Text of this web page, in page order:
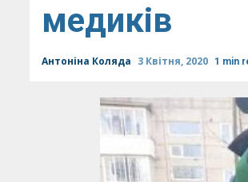
медиків
Антоніна Коляда 3 Квітня, 2020 1 min